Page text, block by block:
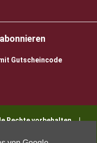
Gutscheincode
Rechte vorbehalten |